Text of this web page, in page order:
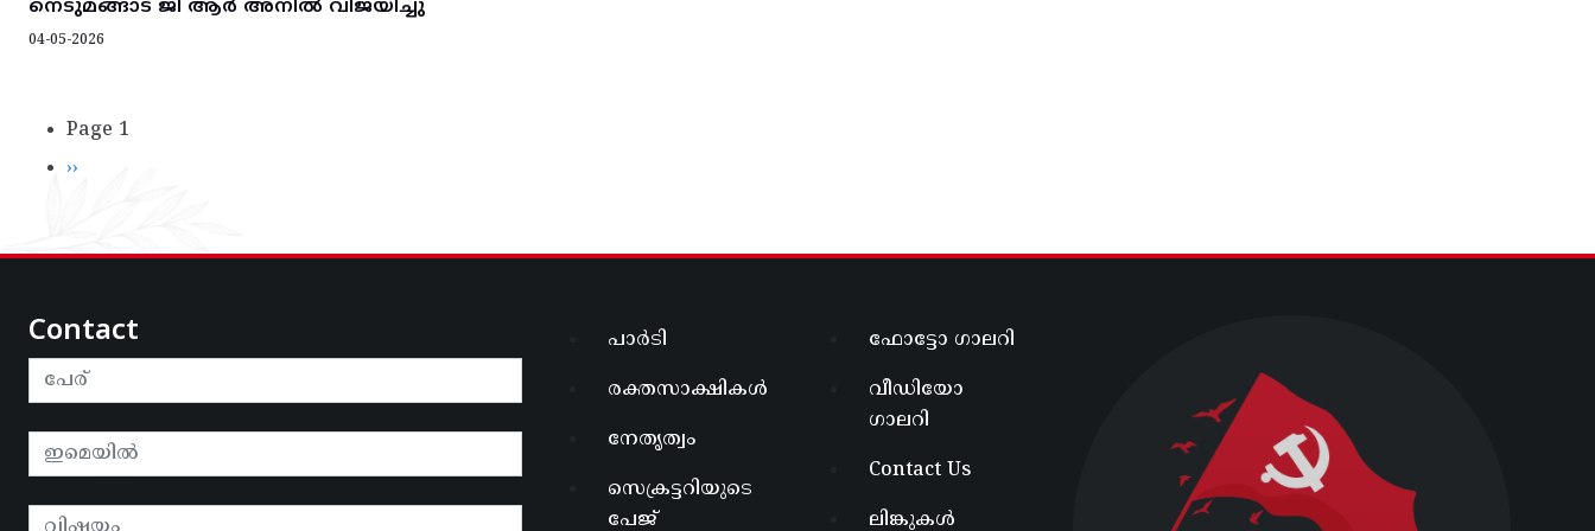
നെടുമങ്ങാട് ജി ആർ അനിൽ വിജയിച്ചു
04-05-2026
Pagination
Page 1
Next page
››
Contact പാർടി
രക്തസാക്ഷികൾ
നേതൃത്വം
സെക്രട്ടറിയുടെ
പേജ്
ഫോട്ടോ ഗാലറി
വീഡിയോ
ഗാലറി
Contact Us
ലിങ്കുകൾ